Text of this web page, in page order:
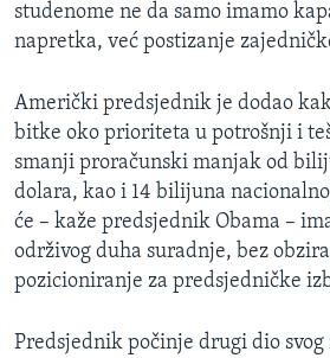
studenome ne da samo imamo
napretka, već postizanje
Američki predsjednik je dodao
bitke oko prioriteta u potrošnji i
smanji proračunski manjak od
dolara, kao i 14 bilijuna
će – kaže predsjednik Obama –
održivog duha suradnje, bez
pozicioniranje za predsjedničke
Predsjednik počinje drugi dio